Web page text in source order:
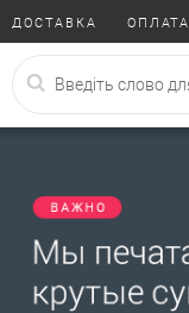
ДОСТАВКА ОПЛАТА